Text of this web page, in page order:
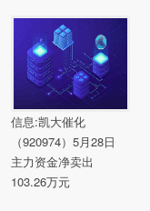
信息:凯大催化
（920974）5月28日
主力资金净卖出
103.26万元